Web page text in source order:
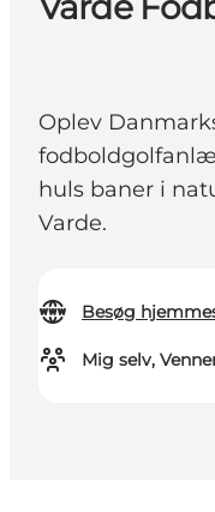
Oplev
huls baner i
Varde.
Besøg
Mig selv,